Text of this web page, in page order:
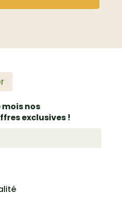
mois nos
exclusives !